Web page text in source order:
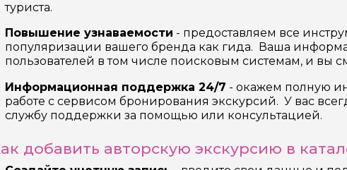
туриста.
Повышение узнаваемости - предоставляем все
популяризации вашего бренда как гида. Ваша
пользователей в том числе поисковым системам, и вы
Информационная поддержка 24/7 - окажем полную
работе с сервисом бронирования экскурсий. У вас
службу поддержки за помощью или консультацией.
добавить авторскую экскурсию в
обработку